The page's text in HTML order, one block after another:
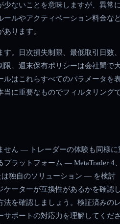
少ないことを意味しますが、異常
ールやアクティベーション料金な
ります。
す。日次損失制限、最低取引日数
限、週末保有ポリシーは会社間で
ルはこれらすべてのパラメータを
当に重要なものでフィルタリング
せん — トレーダーの体験も同様に
プラットフォーム — MetaTrader 4
は独自のソリューション — を検討
ケーターが互換性があるかを確認
法を確認しましょう。検証済みの
サポートの対応力を理解してくだ